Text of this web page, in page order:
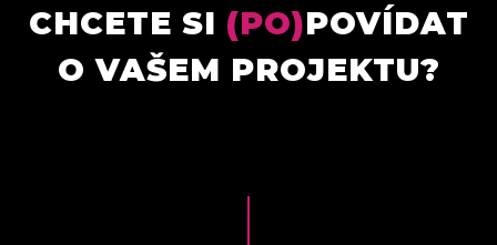
CHCETE SI (PO)POVÍDAT
O VAŠEM PROJEKTU?